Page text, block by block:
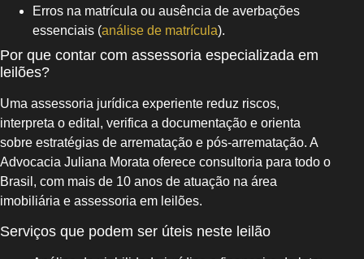
Erros na matrícula ou ausência de averbações
essenciais (análise de matrícula).
Por que contar com assessoria especializada em
leilões?
Uma assessoria jurídica experiente reduz riscos,
interpreta o edital, verifica a documentação e orienta
sobre estratégias de arrematação e pós-arrematação. A
Advocacia Juliana Morata oferece consultoria para todo o
Brasil, com mais de 10 anos de atuação na área
imobiliária e assessoria em leilões.
Serviços que podem ser úteis neste leilão